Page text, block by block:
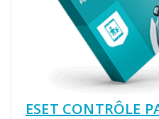
ESET CONTRÔLE